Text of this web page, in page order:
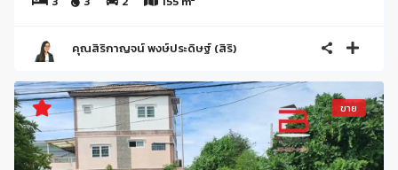
คุณสิริกาญจน์ พงษ์ประดิษฐ์ (สิริ)
ขาย